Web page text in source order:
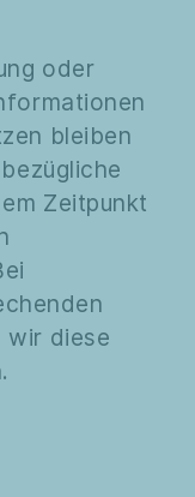
oder
bleiben
Zeitpunkt
wir diese